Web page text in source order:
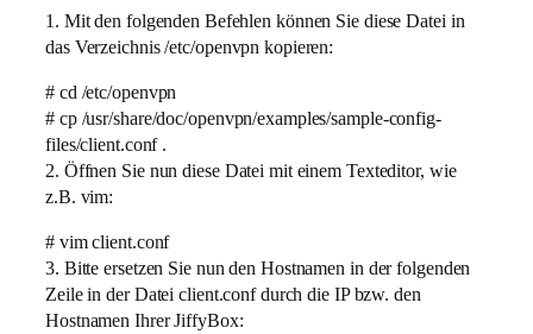
1. Mit den folgenden Befehlen können Sie diese Datei in
das Verzeichnis /etc/openvpn kopieren:
# cd /etc/openvpn
# cp /usr/share/doc/openvpn/examples/sample-config-
files/client.conf .
2. Öffnen Sie nun diese Datei mit einem Texteditor, wie
z.B. vim:
# vim client.conf
3. Bitte ersetzen Sie nun den Hostnamen in der folgenden
Zeile in der Datei client.conf durch die IP bzw. den
Hostnamen Ihrer JiffyBox: